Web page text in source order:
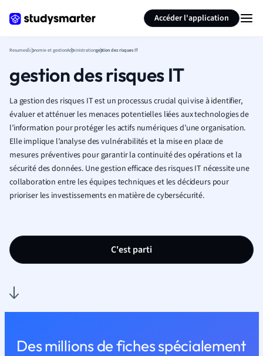
Accéder l'application
ResumesÉconomie et gestionAdministrationgestion des risques IT
gestion des risques IT
La gestion des risques IT est un processus crucial qui vise à identifier,
évaluer et atténuer les menaces potentielles liées aux technologies de
l’information pour protéger les actifs numériques d’une organisation.
Elle implique l’analyse des vulnérabilités et la mise en place de
mesures préventives pour garantir la continuité des opérations et la
sécurité des données. Une gestion efficace des risques IT nécessite une
collaboration entre les équipes techniques et les décideurs pour
prioriser les investissements en matière de cybersécurité.
C'est parti
Des millions de fiches spécialement
Résumer la page